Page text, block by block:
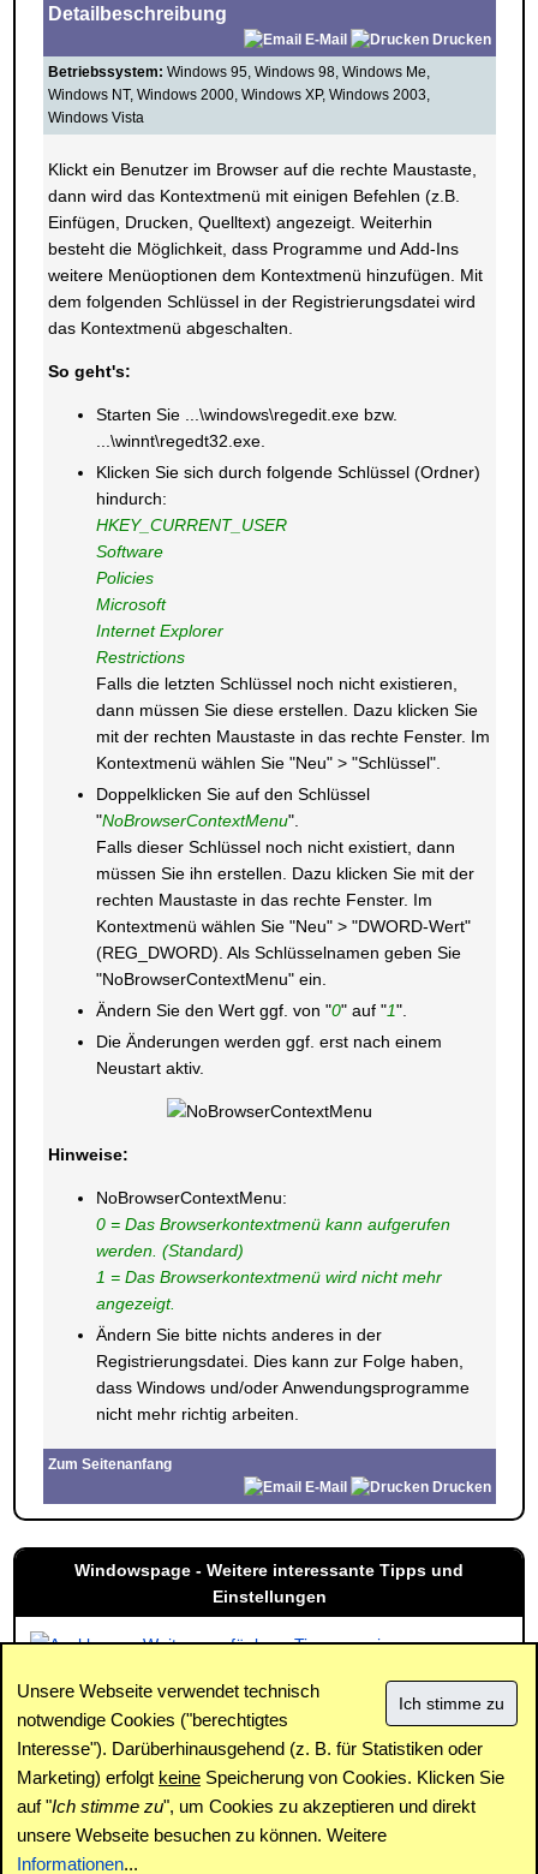
Detailbeschreibung
E-Mail
Drucken
Betriebssystem: Windows 95, Windows 98, Windows Me,
Windows NT, Windows 2000, Windows XP, Windows 2003,
Windows Vista
Klickt ein Benutzer im Browser auf die rechte Maustaste,
dann wird das Kontextmenü mit einigen Befehlen (z.B.
Einfügen, Drucken, Quelltext) angezeigt. Weiterhin
besteht die Möglichkeit, dass Programme und Add-Ins
weitere Menüoptionen dem Kontextmenü hinzufügen. Mit
dem folgenden Schlüssel in der Registrierungsdatei wird
das Kontextmenü abgeschalten.
So geht's:
Starten Sie ...\windows\regedit.exe bzw.
...\winnt\regedt32.exe.
Klicken Sie sich durch folgende Schlüssel (Ordner)
hindurch:
HKEY_CURRENT_USER
Software
Policies
Microsoft
Internet Explorer
Restrictions
Falls die letzten Schlüssel noch nicht existieren,
dann müssen Sie diese erstellen. Dazu klicken Sie
mit der rechten Maustaste in das rechte Fenster. Im
Kontextmenü wählen Sie "Neu" > "Schlüssel".
Doppelklicken Sie auf den Schlüssel
"NoBrowserContextMenu".
Falls dieser Schlüssel noch nicht existiert, dann
müssen Sie ihn erstellen. Dazu klicken Sie mit der
rechten Maustaste in das rechte Fenster. Im
Kontextmenü wählen Sie "Neu" > "DWORD-Wert"
(REG_DWORD). Als Schlüsselnamen geben Sie
"NoBrowserContextMenu" ein.
Ändern Sie den Wert ggf. von "0" auf "1".
Die Änderungen werden ggf. erst nach einem
Neustart aktiv.
Hinweise:
NoBrowserContextMenu:
0 = Das Browserkontextmenü kann aufgerufen
werden. (Standard)
1 = Das Browserkontextmenü wird nicht mehr
angezeigt.
Ändern Sie bitte nichts anderes in der
Registrierungsdatei. Dies kann zur Folge haben,
dass Windows und/oder Anwendungsprogramme
nicht mehr richtig arbeiten.
Zum Seitenanfang
E-Mail
Drucken
Windowspage - Weitere interessante Tipps und
Einstellungen
Weitere verfügbare Tipps anzeigen
Unsere Webseite verwendet technisch
notwendige Cookies ("berechtigtes
Interesse"). Darüberhinausgehend (z. B. für Statistiken oder
Marketing) erfolgt keine Speicherung von Cookies. Klicken Sie
auf "Ich stimme zu", um Cookies zu akzeptieren und direkt
unsere Webseite besuchen zu können. Weitere
Informationen...
Impressum | Kontakt | Datenschutz / Cookies |
SPAM /
Abuse
| Newsletter | Forum